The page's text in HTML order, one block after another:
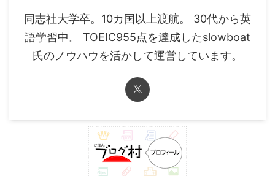
同志社大学卒。10カ国以上渡航。 30代から英
語学習中。 TOEIC955点を達成したslowboat
氏のノウハウを活かして運営しています。